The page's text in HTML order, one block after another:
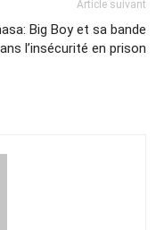
Article suivant
Big Boy et sa bande
l’insécurité en prison